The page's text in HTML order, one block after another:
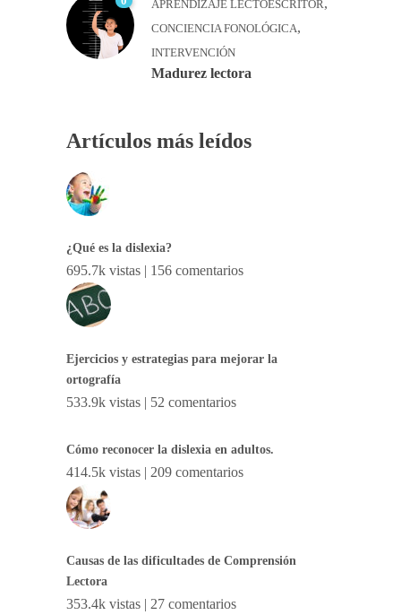
APRENDIZAJE LECTOESCRITOR,
CONCIENCIA FONOLÓGICA,
INTERVENCIÓN
Madurez lectora
Artículos más leídos
¿Qué es la dislexia?
695.7k vistas | 156 comentarios
Ejercicios y estrategias para mejorar la
ortografía
533.9k vistas | 52 comentarios
Cómo reconocer la dislexia en adultos.
414.5k vistas | 209 comentarios
Causas de las dificultades de Comprensión
Lectora
353.4k vistas | 27 comentarios